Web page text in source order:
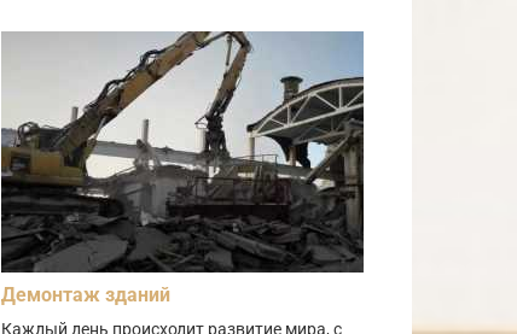
Демонтаж зданий
Каждый день происходит развитие мира, с